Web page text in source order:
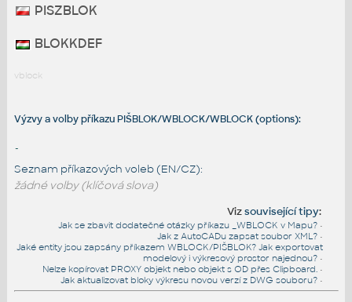
PISZBLOK
BLOKKDEF
vblock
Výzvy a volby příkazu PIŠBLOK/WBLOCK/WBLOCK (options):
-
Seznam příkazových voleb (EN/CZ):
žádné volby (klíčová slova)
Vizsouvisející tipy:
Jak se zbavit dodatečné otázky příkazu _WBLOCK v Mapu? •
Jak z AutoCADu zapsat soubor XML? •
Jaké entity jsou zapsány příkazem WBLOCK/PIŠBLOK? Jak exportovat
modelový i výkresový prostor najednou? •
Nelze kopírovat PROXY objekt nebo objekt s OD přes Clipboard. •
Jak aktualizovat bloky výkresu novou verzí z DWG souboru? •